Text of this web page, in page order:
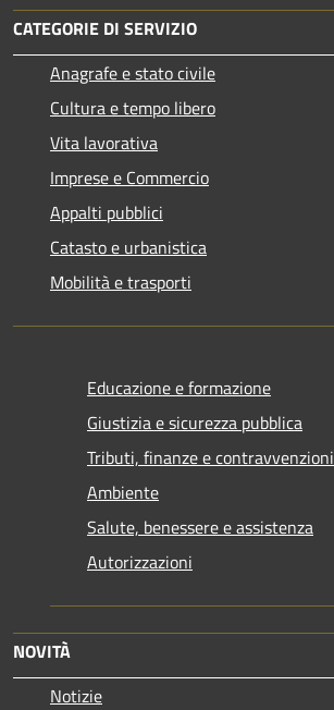
CATEGORIE DI SERVIZIO
Anagrafe e stato civile
Cultura e tempo libero
Vita lavorativa
Imprese e Commercio
Appalti pubblici
Catasto e urbanistica
Mobilità e trasporti
Educazione e formazione
Giustizia e sicurezza pubblica
Tributi, finanze e contravvenzioni
Ambiente
Salute, benessere e assistenza
Autorizzazioni
NOVITÀ
Notizie